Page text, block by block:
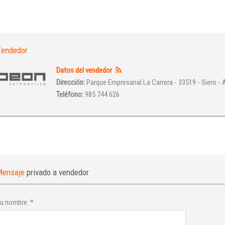
Datos del vendedor
Dirección:Parque Empresarial La Carrera - 33519 - Siero -
Teléfono:985 744 626
privado a vendedor
nombre: *